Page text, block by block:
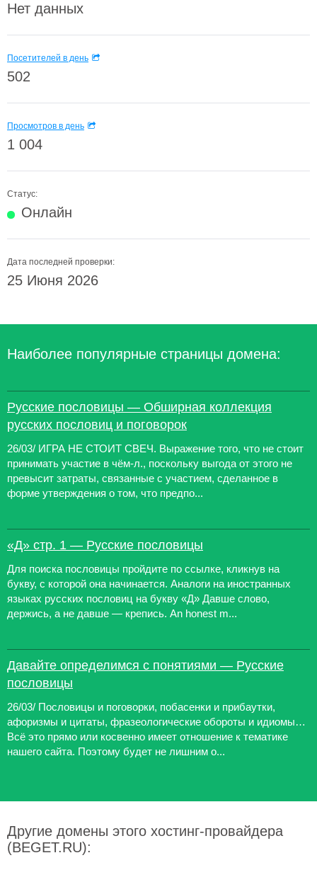
Нет данных
Посетителей в день
502
Просмотров в день
1 004
Статус:
Онлайн
Дата последней проверки:
25 Июня 2026
Наиболее популярные страницы домена:
Русские пословицы — Обширная коллекция
русских пословиц и поговорок
26/03/ ИГРА НЕ СТОИТ СВЕЧ. Выражение того, что не стоит
принимать участие в чём-л., поскольку выгода от этого не
превысит затраты, связанные с участием, сделанное в
форме утверждения о том, что предпо...
«Д» стр. 1 — Русские пословицы
Для поиска пословицы пройдите по ссылке, кликнув на
букву, с которой она начинается. Аналоги на иностранных
языках русских пословиц на букву «Д» Давше слово,
держись, а не давше — крепись. An honest m...
Давайте определимся с понятиями — Русские
пословицы
26/03/ Пословицы и поговорки, побасенки и прибаутки,
афоризмы и цитаты, фразеологические обороты и идиомы…
Всё это прямо или косвенно имеет отношение к тематике
нашего сайта. Поэтому будет не лишним о...
Другие домены этого хостинг-провайдера
(BEGET.RU):